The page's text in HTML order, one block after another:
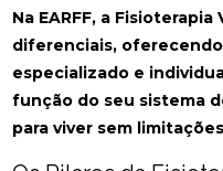
Na EARFF, a
diferenciais,
especializado e
função do seu sistema
para viver sem